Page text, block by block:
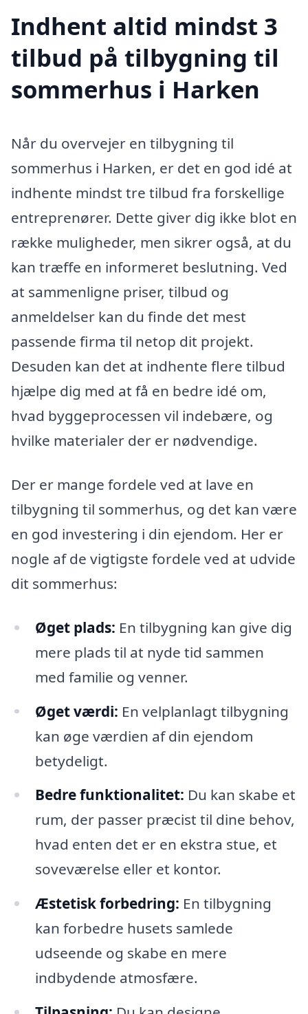
Indhent altid mindst 3
tilbud på tilbygning til
sommerhus i Harken
Når du overvejer en tilbygning til
sommerhus i Harken, er det en god idé at
indhente mindst tre tilbud fra forskellige
entreprenører. Dette giver dig ikke blot en
række muligheder, men sikrer også, at du
kan træffe en informeret beslutning. Ved
at sammenligne priser, tilbud og
anmeldelser kan du finde det mest
passende firma til netop dit projekt.
Desuden kan det at indhente flere tilbud
hjælpe dig med at få en bedre idé om,
hvad byggeprocessen vil indebære, og
hvilke materialer der er nødvendige.
Der er mange fordele ved at lave en
tilbygning til sommerhus, og det kan være
en god investering i din ejendom. Her er
nogle af de vigtigste fordele ved at udvide
dit sommerhus:
Øget plads: En tilbygning kan give dig
mere plads til at nyde tid sammen
med familie og venner.
Øget værdi: En velplanlagt tilbygning
kan øge værdien af din ejendom
betydeligt.
Bedre funktionalitet: Du kan skabe et
rum, der passer præcist til dine behov,
hvad enten det er en ekstra stue, et
soveværelse eller et kontor.
Æstetisk forbedring: En tilbygning
kan forbedre husets samlede
udseende og skabe en mere
indbydende atmosfære.